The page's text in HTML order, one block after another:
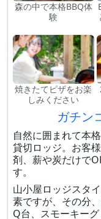
森の中で本格BBQ体
験
焼きたてピザをお楽
しみください
ガチン
自然に囲まれて本
貸切ロッジ。お客
剤、薪や炭だけで
す。
山小屋ロッジスタ
素ですが、その分
Q台、スモーキー